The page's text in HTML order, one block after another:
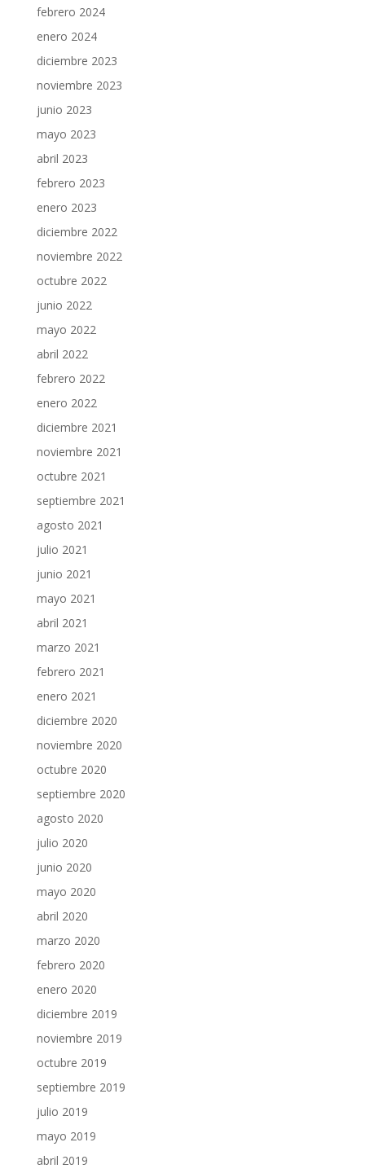
febrero 2024
enero 2024
diciembre 2023
noviembre 2023
junio 2023
mayo 2023
abril 2023
febrero 2023
enero 2023
diciembre 2022
noviembre 2022
octubre 2022
junio 2022
mayo 2022
abril 2022
febrero 2022
enero 2022
diciembre 2021
noviembre 2021
octubre 2021
septiembre 2021
agosto 2021
julio 2021
junio 2021
mayo 2021
abril 2021
marzo 2021
febrero 2021
enero 2021
diciembre 2020
noviembre 2020
octubre 2020
septiembre 2020
agosto 2020
julio 2020
junio 2020
mayo 2020
abril 2020
marzo 2020
febrero 2020
enero 2020
diciembre 2019
noviembre 2019
octubre 2019
septiembre 2019
julio 2019
mayo 2019
abril 2019